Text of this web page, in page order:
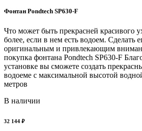
Фонтан Pondtech SP630-F
Что может быть прекрасней красивого
более, если в нем есть водоем. Сделать
оригинальным и привлекающим
покупка фонтана Pondtech SP630-F
установке вы сможете создать
водоеме с максимальной высотой
метров
В наличии
32 144 ₽